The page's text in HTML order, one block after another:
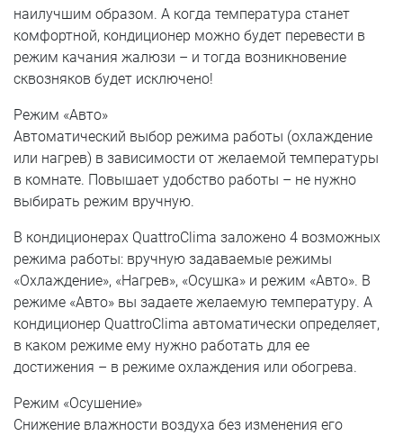
наилучшим образом. А когда температура станет
комфортной, кондиционер можно будет перевести в
режим качания жалюзи – и тогда возникновение
сквозняков будет исключено!
Режим «Авто»
Автоматический выбор режима работы (охлаждение
или нагрев) в зависимости от желаемой температуры
в комнате. Повышает удобство работы – не нужно
выбирать режим вручную.
В кондиционерах QuattroClima заложено 4 возможных
режима работы: вручную задаваемые режимы
«Охлаждение», «Нагрев», «Осушка» и режим «Авто». В
режиме «Авто» вы задаете желаемую температуру. А
кондиционер QuattroClima автоматически определяет,
в каком режиме ему нужно работать для ее
достижения – в режиме охлаждения или обогрева.
Режим «Осушение»
Снижение влажности воздуха без изменения его